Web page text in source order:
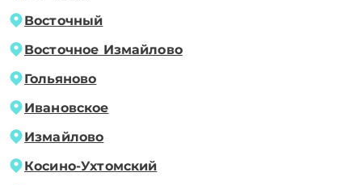
Восточный
Восточное Измайлово
Гольяново
Ивановское
Измайлово
Косино-Ухтомский